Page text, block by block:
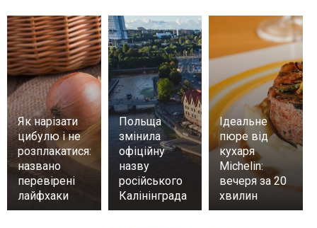
Як нарізати
цибулю і не
розплакатися:
названо
перевірені
лайфхаки
Польща
змінила
офіційну
назву
російського
Калінінграда
Ідеальне
пюре від
кухаря
Michelin:
вечеря за 20
хвилин